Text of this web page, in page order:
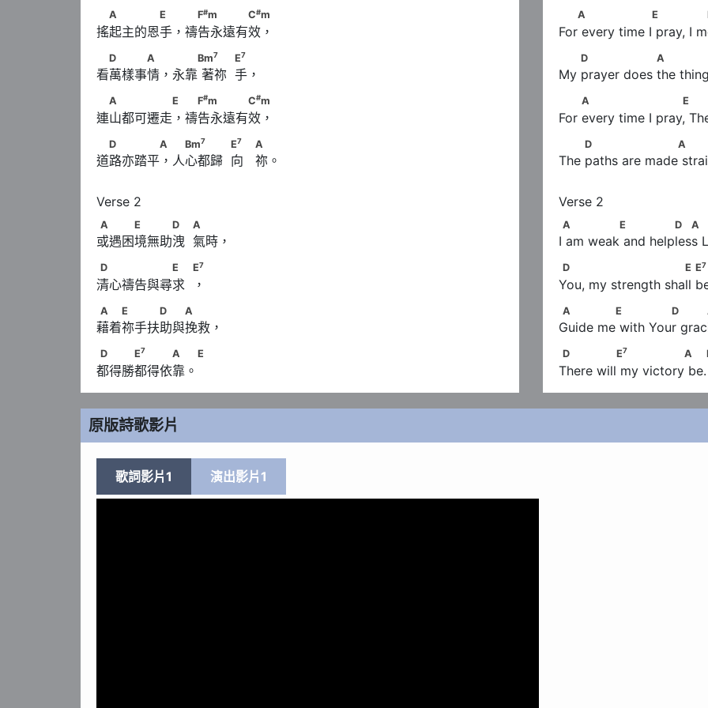
A　　　　E　 　F# m　　　　C
A E F#m C#m
搖起主的恩手，禱告永遠有效，
D　　　A　 　　Bm
E
D A Bm7 E7
看萬樣事情，永靠 著祢  手，
A　　　　　E 　F# m　　　　C
A E F#m C#m
連山都可遷走，禱告永遠有效，
D　　　　A 　Bm
E
D A Bm7 E7 A
道路亦踏平，人心都歸  向   祢。
A　　　E　　　D　            A
A E D A
或遇困境無助洩  氣時，
D　　　　　　E　            E
D E E7
清心禱告與尋求  ，
A　　E　　　D　　A
A E D A
藉着祢手扶助與挽救，
D　　　E
A　 E
D E7 A E
都得勝都得依靠。
A                  E
A E
For every time I pray, I
D                 A
D A
My prayer does the
A                      E
A E
For every time I pray,
D                   A
D A
The paths are made
A              E              D   A
A E D A
I am weak and helpless
D                         E        E
D E E7
You, my strength shall
A             E              D
A E D
Guide me with Your
D               E
A
D E7 A
There will my victory be.
原版詩歌影片
歌詞影片1 演出影片1